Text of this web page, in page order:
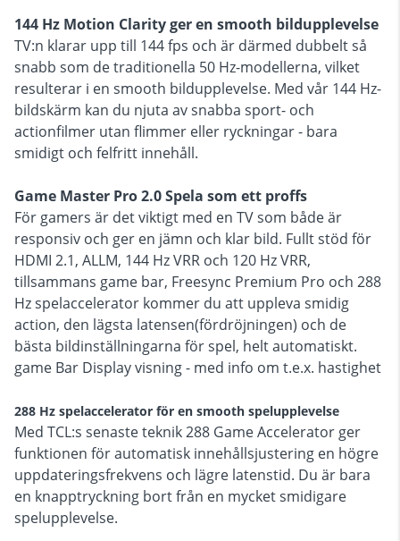
144 Hz Motion Clarity ger en smooth bildupplevelse
TV:n klarar upp till 144 fps och är därmed dubbelt så
snabb som de traditionella 50 Hz-modellerna, vilket
resulterar i en smooth bildupplevelse. Med vår 144 Hz-
bildskärm kan du njuta av snabba sport- och
actionfilmer utan flimmer eller ryckningar - bara
smidigt och felfritt innehåll.
Game Master Pro 2.0 Spela som ett proffs
För gamers är det viktigt med en TV som både är
responsiv och ger en jämn och klar bild. Fullt stöd för
HDMI 2.1, ALLM, 144 Hz VRR och 120 Hz VRR,
tillsammans game bar, Freesync Premium Pro och 288
Hz spelaccelerator kommer du att uppleva smidig
action, den lägsta latensen(fördröjningen) och de
bästa bildinställningarna för spel, helt automatiskt.
game Bar Display visning - med info om t.e.x. hastighet
288 Hz spelaccelerator för en smooth spelupplevelse
Med TCL:s senaste teknik 288 Game Accelerator ger
funktionen för automatisk innehållsjustering en högre
uppdateringsfrekvens och lägre latenstid. Du är bara
en knapptryckning bort från en mycket smidigare
spelupplevelse.